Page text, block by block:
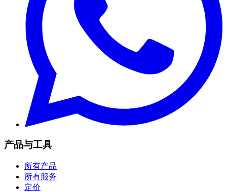
产品与工具
所有产品
所有服务
定价